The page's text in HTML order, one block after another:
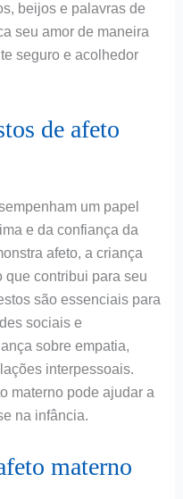
beijos e palavras de
seu amor de maneira
seguro e acolhedor
de afeto
um papel
e da confiança da
afeto, a criança
que contribui para seu
são essenciais para
sociais e
sobre empatia,
interpessoais.
materno pode ajudar a
na infância.
materno